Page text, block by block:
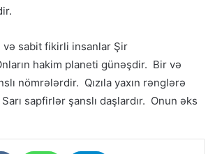
və sabit fikirli insanlar Şir
hakim planeti günəşdir. Bir və
nömrələrdir. Qızıla yaxın rənglərə
sapfirlər şanslı daşlardır. Onun əks